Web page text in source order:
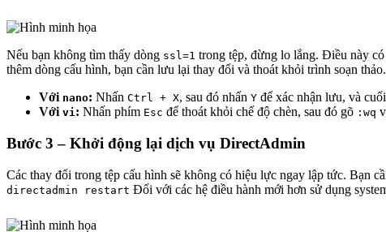
Nếu bạn không tìm thấy dòng ssl=1 trong tệp, đừng lo lắng. Điều này
thêm dòng cấu hình, bạn cần lưu lại thay đổi và thoát khỏi trình soạn thảo.
Với nano: Nhấn Ctrl + X, sau đó nhấn Y để xác nhận lưu, và
Với vi: Nhấn phím Esc để thoát khỏi chế độ chèn, sau đó gõ :wq
Bước 3 – Khởi động lại dịch vụ DirectAdmin
Các thay đổi trong tệp cấu hình sẽ không có hiệu lực ngay lập tức. Bạn
directadmin restart Đối với các hệ điều hành mới hơn sử dụng